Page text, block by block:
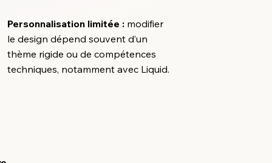
Personnalisation limitée : modifier
le design dépend souvent d’un
thème rigide ou de compétences
techniques, notamment avec Liquid.